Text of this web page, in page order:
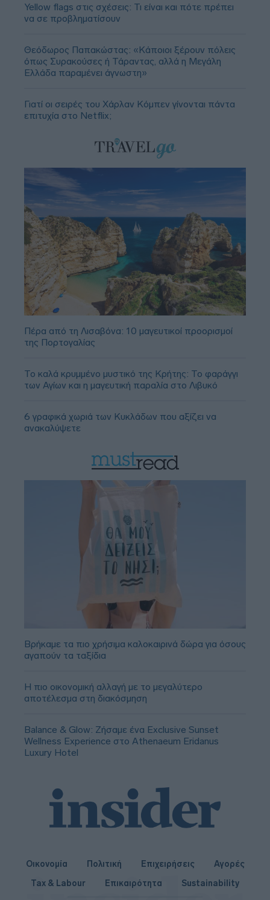
Yellow flags στις σχέσεις: Τι είναι και πότε πρέπει
να σε προβληματίσουν
Θεόδωρος Παπακώστας: «Κάποιοι ξέρουν πόλεις
όπως Συρακούσες ή Τάραντας, αλλά η Μεγάλη
Ελλάδα παραμένει άγνωστη»
Γιατί οι σειρές του Χάρλαν Κόμπεν γίνονται πάντα
επιτυχία στο Netflix;
Πέρα από τη Λισαβόνα: 10 μαγευτικοί προορισμοί
της Πορτογαλίας
Το καλά κρυμμένο μυστικό της Κρήτης: Το φαράγγι
των Αγίων και η μαγευτική παραλία στο Λιβυκό
6 γραφικά χωριά των Κυκλάδων που αξίζει να
ανακαλύψετε
Βρήκαμε τα πιο χρήσιμα καλοκαιρινά δώρα για όσους
αγαπούν τα ταξίδια
Η πιο οικονομική αλλαγή με το μεγαλύτερο
αποτέλεσμα στη διακόσμηση
Balance & Glow: Ζήσαμε ένα Exclusive Sunset
Wellness Experience στο Athenaeum Eridanus
Luxury Hotel
Οικονομία Πολιτική Επιχειρήσεις
Αγορές
Tax & Labour
Επικαιρότητα Sustainability